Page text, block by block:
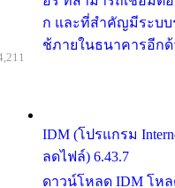
ก และที่สำคัญมีระบบ
ช้ภายในธนาคารอีกด้
IDM (โปรแกรม
ลดไฟล์) 6.43.7
ดาวน์โหลด IDM โหลด